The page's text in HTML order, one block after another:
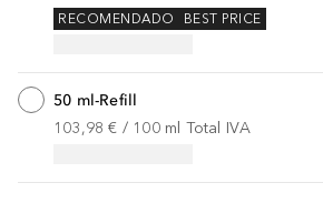
BEST PRICE
RECOMENDADO
50 ml-Refill
103,98 € / 100 ml Total IVA